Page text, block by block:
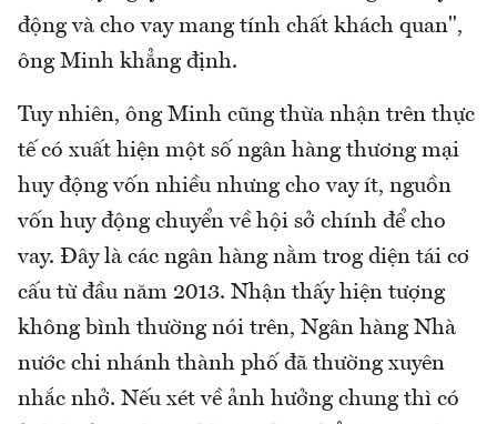
động và cho vay mang tính chất khách quan",
ông Minh khẳng định.
Tuy nhiên, ông Minh cũng thừa nhận trên thực
tế có xuất hiện một số ngân hàng thương mại
huy động vốn nhiều nhưng cho vay ít, nguồn
vốn huy động chuyển về hội sở chính để cho
vay. Đây là các ngân hàng nằm trog diện tái cơ
cấu từ đầu năm 2013. Nhận thấy hiện tượng
không bình thường nói trên, Ngân hàng Nhà
nước chi nhánh thành phố đã thường xuyên
nhắc nhở. Nếu xét về ảnh hưởng chung thì có